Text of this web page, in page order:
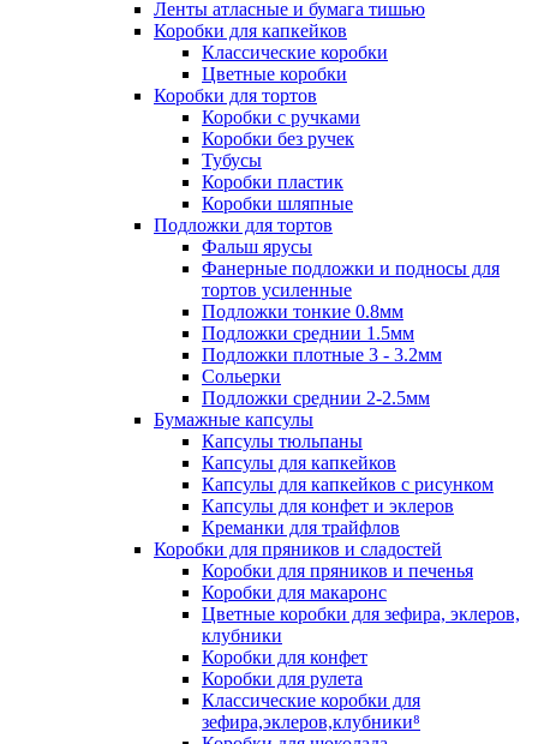
Ленты атласные и бумага тишью
Коробки для капкейков
Классические коробки
Цветные коробки
Коробки для тортов
Коробки с ручками
Коробки без ручек
Тубусы
Коробки пластик
Коробки шляпные
Подложки для тортов
Фальш ярусы
Фанерные подложки и подносы для
тортов усиленные
Подложки тонкие 0.8мм
Подложки среднии 1.5мм
Подложки плотные 3 - 3.2мм
Сольерки
Подложки среднии 2-2.5мм
Бумажные капсулы
Капсулы тюльпаны
Капсулы для капкейков
Капсулы для капкейков с рисунком
Капсулы для конфет и эклеров
Креманки для трайфлов
Коробки для пряников и сладостей
Коробки для пряников и печенья
Коробки для макаронс
Цветные коробки для зефира, эклеров,
клубники
Коробки для конфет
Коробки для рулета
Классические коробки для
зефира,эклеров,клубники⁸